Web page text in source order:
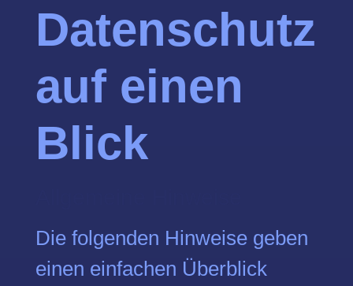
Datenschutz
auf einen
Blick
Die folgenden Hinweise geben
einen einfachen Überblick